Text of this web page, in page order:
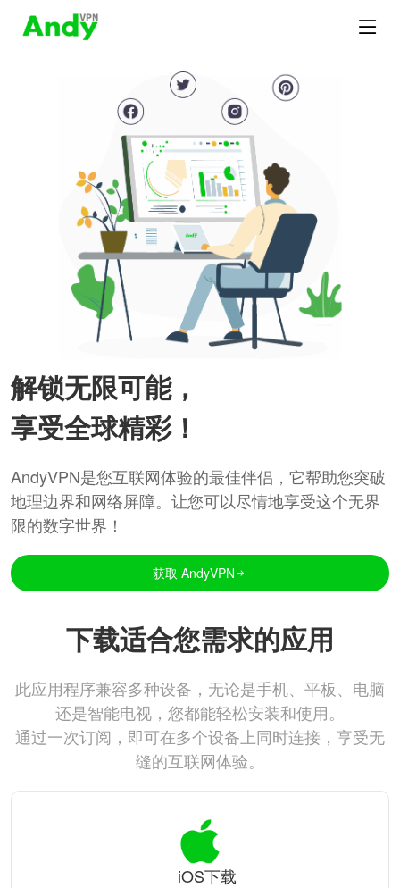
解锁无限可能，
享受全球精彩！
AndyVPN是您互联网体验的最佳伴侣，它帮助您突破
地理边界和网络屏障。让您可以尽情地享受这个无界
限的数字世界！
获取 AndyVPN
下载适合您需求的应用
此应用程序兼容多种设备，无论是手机、平板、电脑
还是智能电视，您都能轻松安装和使用。
通过一次订阅，即可在多个设备上同时连接，享受无
缝的互联网体验。
iOS下载